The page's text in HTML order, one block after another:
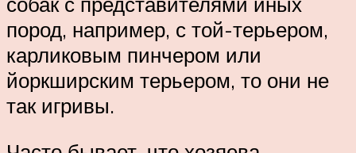
пород, например, с той-терьером,
карликовым пинчером или
йоркширским терьером, то они не
так игривы.